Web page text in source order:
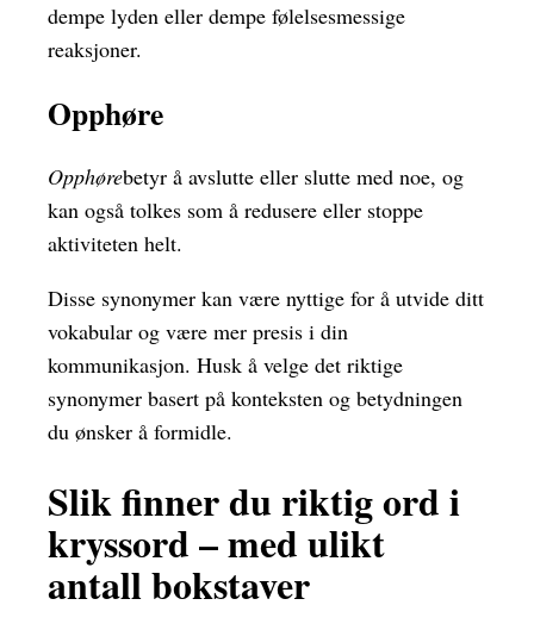
dempe lyden eller dempe følelsesmessige
reaksjoner.
Opphøre
Opphørebetyr å avslutte eller slutte med noe, og
kan også tolkes som å redusere eller stoppe
aktiviteten helt.
Disse synonymer kan være nyttige for å utvide ditt
vokabular og være mer presis i din
kommunikasjon. Husk å velge det riktige
synonymer basert på konteksten og betydningen
du ønsker å formidle.
Slik finner du riktig ord i
kryssord – med ulikt
antall bokstaver